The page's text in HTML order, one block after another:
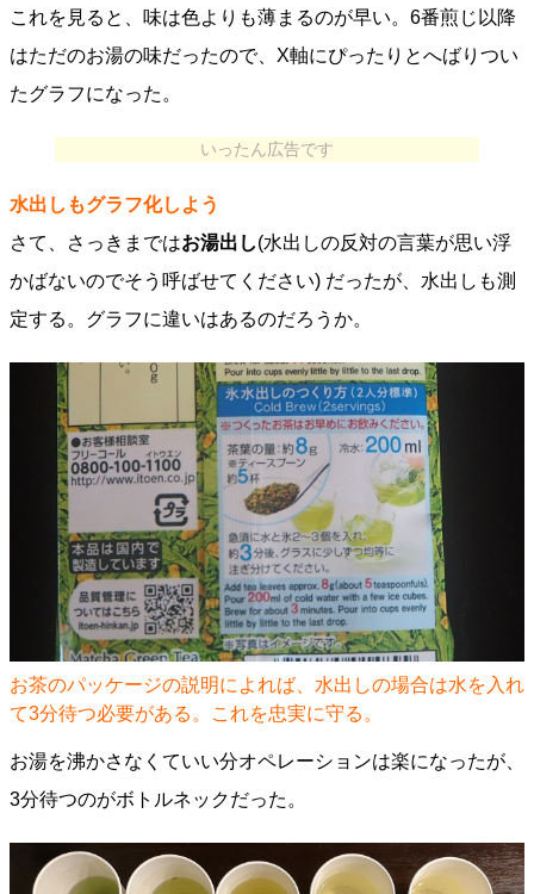
これを見ると、味は色よりも薄まるのが早い。6番煎じ以降
はただのお湯の味だったので、X軸にぴったりとへばりつい
たグラフになった。
いったん広告です
水出しもグラフ化しよう
さて、さっきまではお湯出し(水出しの反対の言葉が思い浮
かばないのでそう呼ばせてください) だったが、水出しも測
定する。グラフに違いはあるのだろうか。
お茶のパッケージの説明によれば、水出しの場合は水を入れ
て3分待つ必要がある。これを忠実に守る。
お湯を沸かさなくていい分オペレーションは楽になったが、
3分待つのがボトルネックだった。